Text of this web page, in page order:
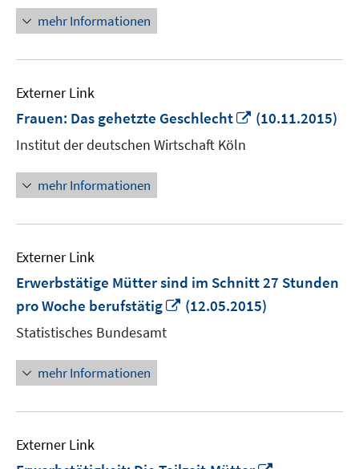
mehr Informationen
Externer Link
Frauen: Das gehetzte Geschlecht
In
(10.11.2015)
Institut der deutschen Wirtschaft Köln
mehr Informationen
Externer Link
Erwerbstätige Mütter sind im Schnitt 27 Stunden
pro Woche berufstätig
In
(12.05.2015)
Statistisches Bundesamt
mehr Informationen
Externer Link